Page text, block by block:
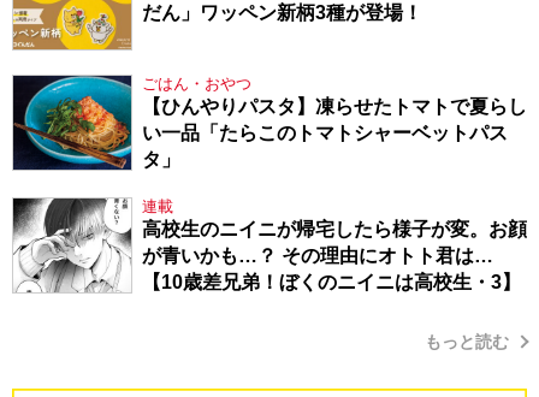
だん」ワッペン新柄3種が登場！
ごはん・おやつ
【ひんやりパスタ】凍らせたトマトで夏らし
い一品「たらこのトマトシャーベットパス
タ」
連載
高校生のニイニが帰宅したら様子が変。お顔
が青いかも…？ その理由にオトト君は…
【10歳差兄弟！ぼくのニイニは高校生・3】
もっと読む